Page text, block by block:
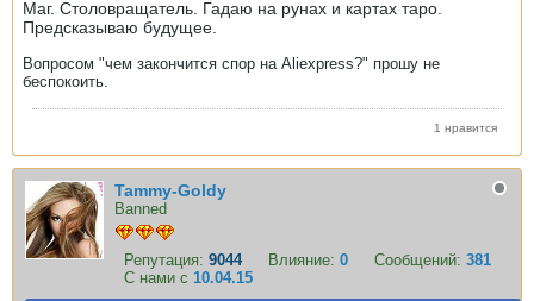
Маг. Столовращатель. Гадаю на рунах и картах таро.
Предсказываю будущее.
Вопросом "чем закончится спор на Aliexpress?" прошу не
беспокоить.
1 нравится
Tammy-Goldy
Banned
Репутация: 9044 Влияние: 0 Сообщений: 381
С нами с 10.04.15